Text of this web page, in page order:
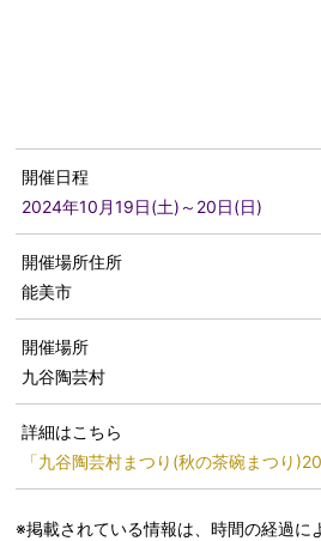
開催日程
2024年10月19日(土)～20日(日)
開催場所住所
能美市
開催場所
九谷陶芸村
詳細はこちら
「九谷陶芸村まつり(秋の茶碗まつり
※掲載されている情報は、時間の経過に